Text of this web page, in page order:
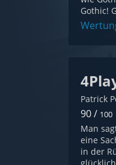
Gothic!
Patrick
90 / 100
Man
eine
in der